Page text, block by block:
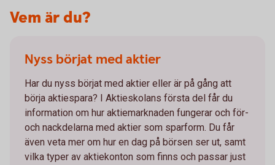
Vem är du?
Nyss börjat med aktier
Har du nyss börjat med aktier eller är på gång att
börja aktiespara? I Aktieskolans första del får du
information om hur aktiemarknaden fungerar och för-
och nackdelarna med aktier som sparform. Du får
även veta mer om hur en dag på börsen ser ut, samt
vilka typer av aktiekonton som finns och passar just